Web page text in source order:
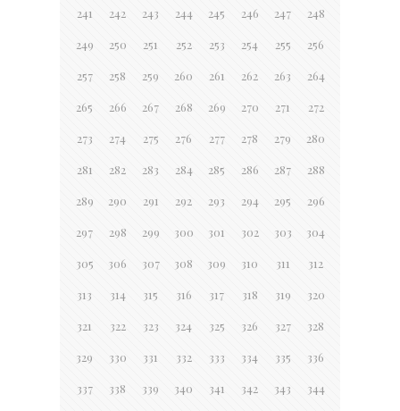
241 242 243 244 245 246 247 248
249 250 251 252 253 254 255 256
257 258 259 260 261 262 263 264
265 266 267 268 269 270 271 272
273 274 275 276 277 278 279 280
281 282 283 284 285 286 287 288
289 290 291 292 293 294 295 296
297 298 299 300 301 302 303 304
305 306 307 308 309 310 311 312
313 314 315 316 317 318 319 320
321 322 323 324 325 326 327 328
329 330 331 332 333 334 335 336
337 338 339 340 341 342 343 344